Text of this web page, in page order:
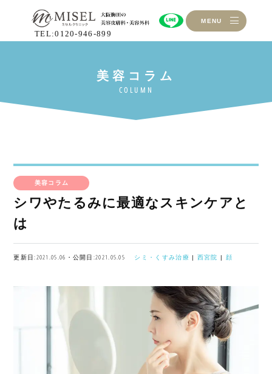
TEL:0120-946-899
MENU
美容コラム
シワやたるみに最適なスキンケアと
は
更新日:2021.05.06・公開日:2021.05.05 シミ・くすみ治療 西宮院 顔